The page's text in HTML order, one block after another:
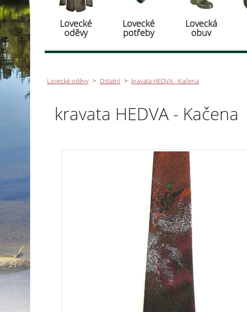
Lovecké
oděvy
Lovecké
potřeby
Lovecká
obuv
Lovecké oděvy > Ostatní > kravata HEDVA - Kačena
kravata HEDVA - Kačena